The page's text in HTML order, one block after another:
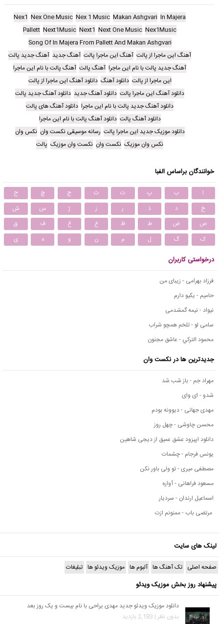
In Majera
Makan Ashgvari
Nex 1 Music
Nex One Music
Nex1
Nex1Music
Next One Music
Next1
Next1Music
Pallett
Song Of In Majera From Pallett And Makan Ashgvari
آهنگ این ماجرا از پالت آهنگ این ماجرا پالت آهنگ جدید آهنگ جدید پالت
آهنگ جدید پالت با نام این ماجرا آهنگ پالت آهنگ پالت با نام این ماجرا
این ماجرا از پالت دانلود آهنگ دانلود آهنگ این ماجرا از پالت
دانلود آهنگ این ماجرا پالت دانلود آهنگ جدید دانلود آهنگ جدید پالت
دانلود آهنگ جدید پالت با نام این ماجرا دانلود آهنگ های پالت
دانلود آهنگ پالت دانلود آهنگ پالت با نام این ماجرا
دانلود موزیک جدید این ماجرا پالت رسانه موسیقی نکست وان نکس وان
نکس وان موزیک نکست وان نکست وان موزیک پالت
خوانندگان براساس الفبا
ا ب پ ت ث ج چ
ح
خ
د ذ ر ز ژ س
ش
ص
ض ط ظ ع غ ف
ق
ک
گ ل م ن و ه ی
درخواستی کاربران
فرزاد بهرامی - زیبای من
حامیم - یکیو دارم
نیواد - نیمه گمشدمی
سامی لو - تلخم همچو شراب
محمود التركي - عاشق مجنون
جدیدترین ها در نکست وان
مهراد جم - باز شب شد
شدو - ای وای
مهدی جهانی - دیوونه بودم
محسن چاوشی - چهل روز
دانلود اپیزود عشق عمیق از دیجی شاهین
یونس فرجام - چشمات
مصطفی میری - تو ولی باور نکن
مسعود فراهانی - آواره
اسماعیل ارندان - سردیار
مرتضی باب - ممنونم ازت
لینک های سایت
صفحه اصلی تک آهنگ ها آلبوم ها موزیک ویدئو ها تبلیغات
پیشنهاد روز بخش موزیک ویدئو
دانلود موزیک ویدئو جدید مهدی یراحی با نام بیست و یک روز بعد
بدون نظر | 2,183 بازدید